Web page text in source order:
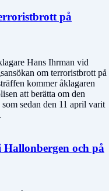
på
Hans Ihrman vid
om terroristbrott på
kommer åklagaren
att berätta om den
sedan den 11 april varit
och på